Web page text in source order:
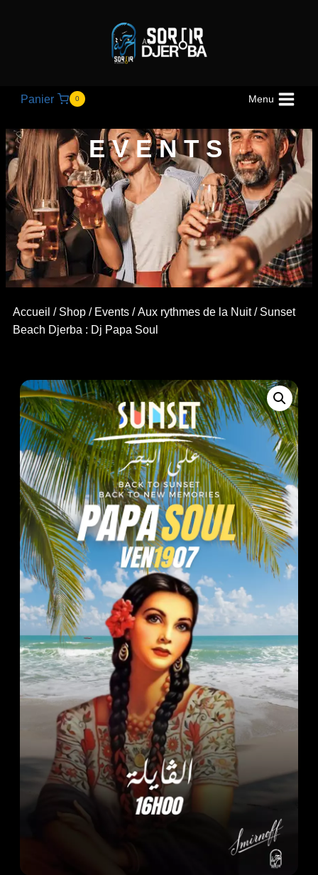
Panier 0 Menu
EVENTS
Accueil / Shop / Events /Aux rythmes de la Nuit/ Sunset
Beach Djerba : Dj Papa Soul